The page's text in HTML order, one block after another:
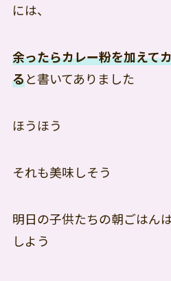
には、
余ったらカレー粉を加えて
ると書いてありました
ほうほう
それも美味しそう
明日の子供たちの朝ごはん
しよう